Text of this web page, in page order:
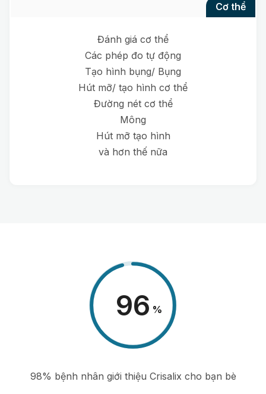
cơ thể
Đánh giá cơ thể
Các phép đo tự động
Tạo hình bụng/ Bụng
Hút mỡ/ tạo hình cơ thể
Đường nét cơ thể
Mông
Hút mỡ tạo hình
và hơn thế nữa
98 %
98% bệnh nhân giới thiệu Crisalix cho bạn bè